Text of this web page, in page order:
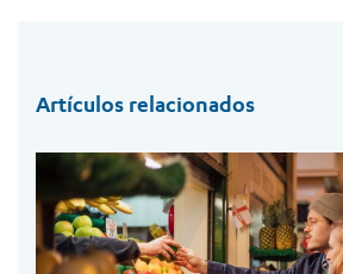
Artículos relacionados